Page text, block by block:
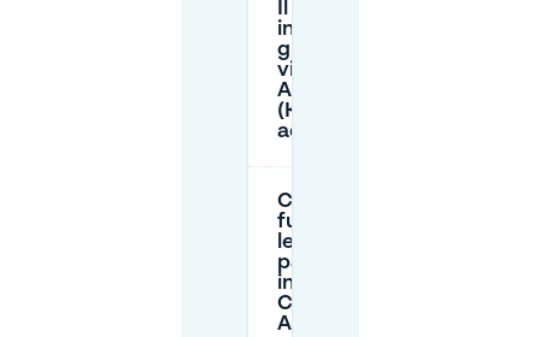
in strada è
gratuito
vicino al Café
Arnhem
(Korenmarkt)
ad Arnhem?
Come
funzionano
le zone di
parcheggio
intorno al
Café
Arnhem?